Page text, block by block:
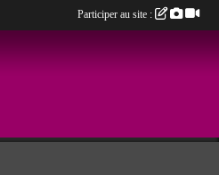
Participer au site :